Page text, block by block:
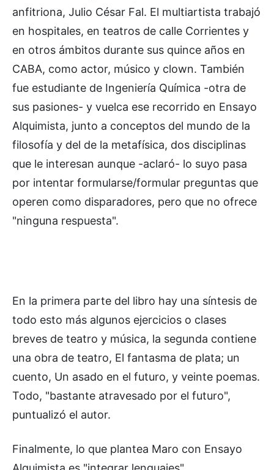
anfitriona, Julio César Fal. El multiartista trabajó
en hospitales, en teatros de calle Corrientes y
en otros ámbitos durante sus quince años en
CABA, como actor, músico y clown. También
fue estudiante de Ingeniería Química -otra de
sus pasiones- y vuelca ese recorrido en Ensayo
Alquimista, junto a conceptos del mundo de la
filosofía y del de la metafísica, dos disciplinas
que le interesan aunque -aclaró- lo suyo pasa
por intentar formularse/formular preguntas que
operen como disparadores, pero que no ofrece
"ninguna respuesta".
En la primera parte del libro hay una síntesis de
todo esto más algunos ejercicios o clases
breves de teatro y música, la segunda contiene
una obra de teatro, El fantasma de plata; un
cuento, Un asado en el futuro, y veinte poemas.
Todo, "bastante atravesado por el futuro",
puntualizó el autor.
Finalmente, lo que plantea Maro con Ensayo